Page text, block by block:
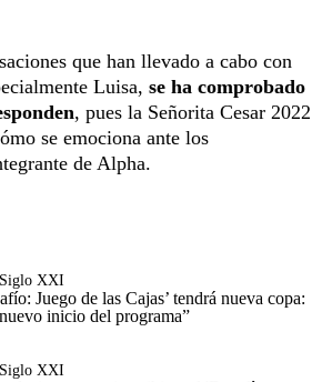
que han llevado a cabo con
Luisa, se ha comprobado
, pues la Señorita Cesar 2022
se emociona ante los
de Alpha.
XXI
Juego de las Cajas’ tendrá nueva copa:
inicio del programa”
XXI